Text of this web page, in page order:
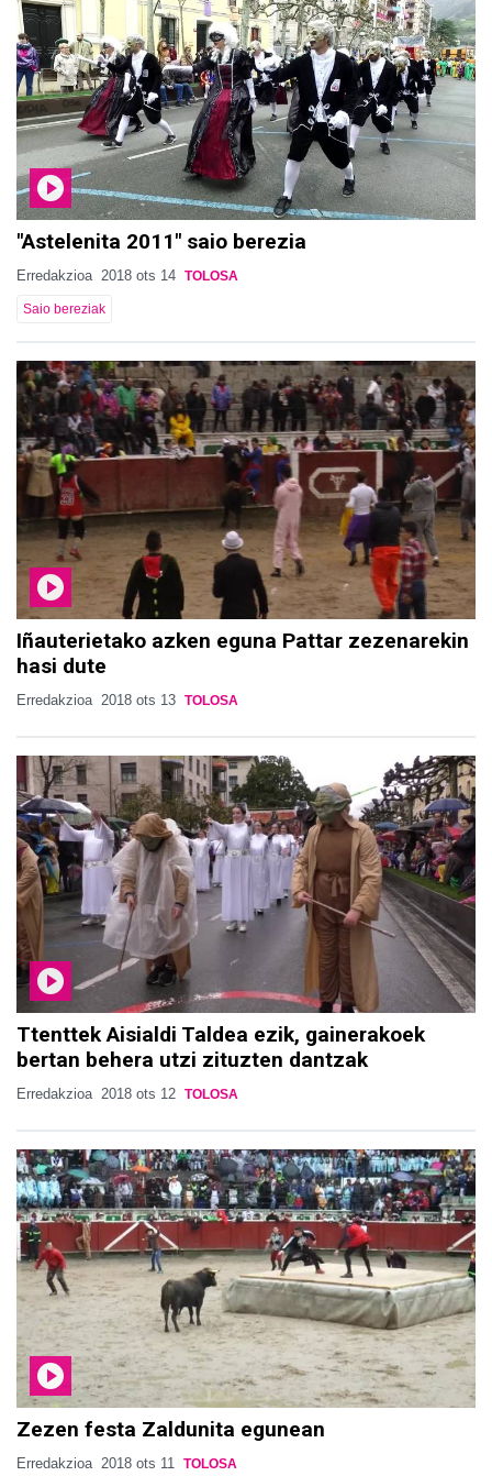
"Astelenita 2011" saio berezia
Erredakzioa 2018 ots 14 TOLOSA
Saio bereziak
Iñauterietako azken eguna Pattar zezenarekin
hasi dute
Erredakzioa 2018 ots 13 TOLOSA
Ttenttek Aisialdi Taldea ezik, gainerakoek
bertan behera utzi zituzten dantzak
Erredakzioa 2018 ots 12 TOLOSA
Zezen festa Zaldunita egunean
Erredakzioa 2018 ots 11 TOLOSA